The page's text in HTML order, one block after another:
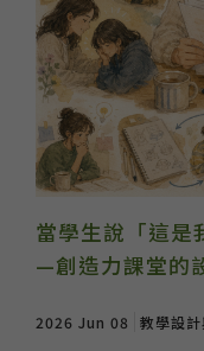
當學生說「這是
—創造力課堂的
2026 Jun 08 教學設